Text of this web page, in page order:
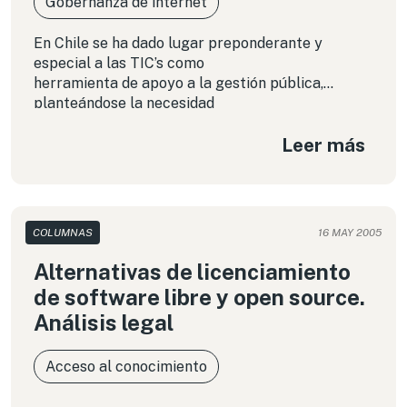
En Chile se ha dado lugar preponderante y
especial a las TIC’s como
herramienta de apoyo a la gestión pública,
planteándose la necesidad
electrónica del Estado
regulado por un marco jurídico adecuado, puede
afectar o no garantías
Leer más
COLUMNAS 16 MAY 2005
Alternativas de licenciamiento
de software libre y open source.
Análisis legal
Acceso al conocimiento